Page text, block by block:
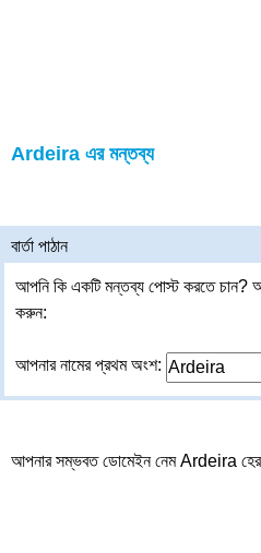
Ardeira এর মন্তব্য
বার্তা পাঠান
আপনি কি একটি মন্তব্য পোস্ট করতে চান?
করুন:
আপনার নামের প্রথম অংশ:
আপনার সম্ভবত ডোমেইন নেম Ardeira হের